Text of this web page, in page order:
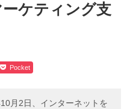
ケティング支
Pocket
月2日、インターネットを